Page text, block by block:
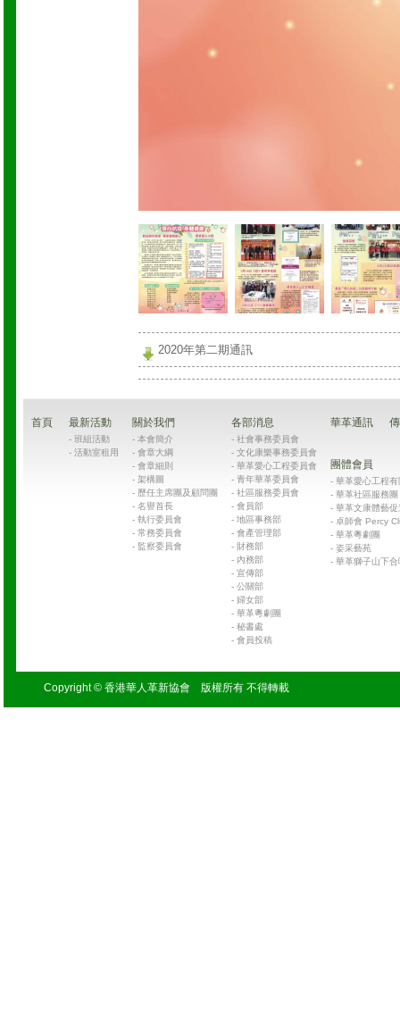
2020年第二期通訊
首頁 最新活動
- 班組活動
- 活動室租用
關於我們
- 本會簡介
- 會章大綱
- 會章細則
- 架構圖
- 歷任主席團及顧問團
- 名譽首長
- 執行委員會
- 常務委員會
- 監察委員會
各部消息
- 社會事務委員會
- 文化康樂事務委員會
- 華革愛心工程委員會
- 青年華革委員會
- 社區服務委員會
- 會員部
- 地區事務部
- 會產管理部
- 財務部
- 內務部
- 宣傳部
- 公關部
- 婦女部
- 華革粵劇團
- 秘書處
- 會員投稿
華革通訊
團體會員
- 華革愛心工程
- 華革社區服務
- 華革文康體藝促
- 卓師會 Percy
- 華革粵劇團
- 姿采藝苑
- 華革獅子山下
Copyright © 香港華人革新協會 版權所有 不得轉載